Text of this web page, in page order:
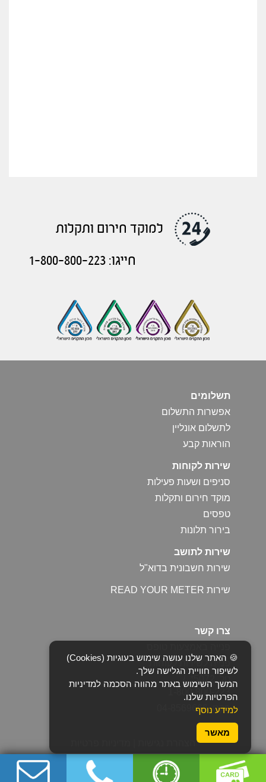
למוקד חירום ותקלות
חייגו: 1-800-800-223
תשלומים
אפשרות התשלום
לתשלום אונליין
הוראות קבע
שירות לקוחות
סניפים ושעות פעילות
מוקד חירום ותקלות
טפסים
בירור תלונות
שירות לתושב
שירות חשבונית בדוא"ל
שירות READ YOUR METER
צרו קשר
פנייה לשירות לקוחות
1-800-800-223
פקס. 04-8569666
🍪 האתר שלנו עושה שימוש בעוגיות (Cookies)
לשיפור חוויית הגלישה שלך.
המשך השימוש באתר מהווה הסכמה למדיניות
הפרטיות שלנו.
למידע נוסף
מאשר